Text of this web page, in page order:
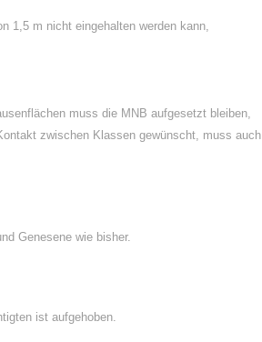
1,5 m nicht eingehalten werden kann,
muss die MNB aufgesetzt bleiben,
zwischen Klassen gewünscht, muss auch
Genesene wie bisher.
ist aufgehoben.